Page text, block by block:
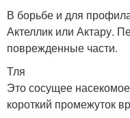
В борьбе и для
Актеллик или Актару.
поврежденные части.
Тля
Это сосущее
короткий промежуток